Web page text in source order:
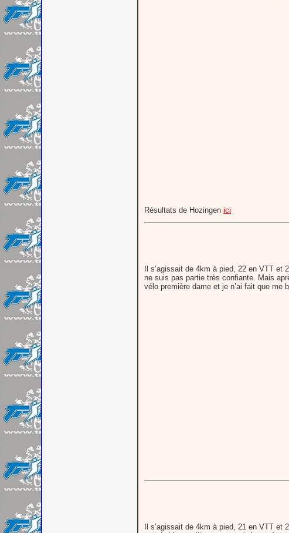
Résultats de Hozingen ici
Il s’agissait de 4km à pied, 22 en VTT
ne suis pas partie très confiante. Mais
vélo première dame et je n’ai fait que me
Il s’agissait de 4km à pied, 21 en VTT et